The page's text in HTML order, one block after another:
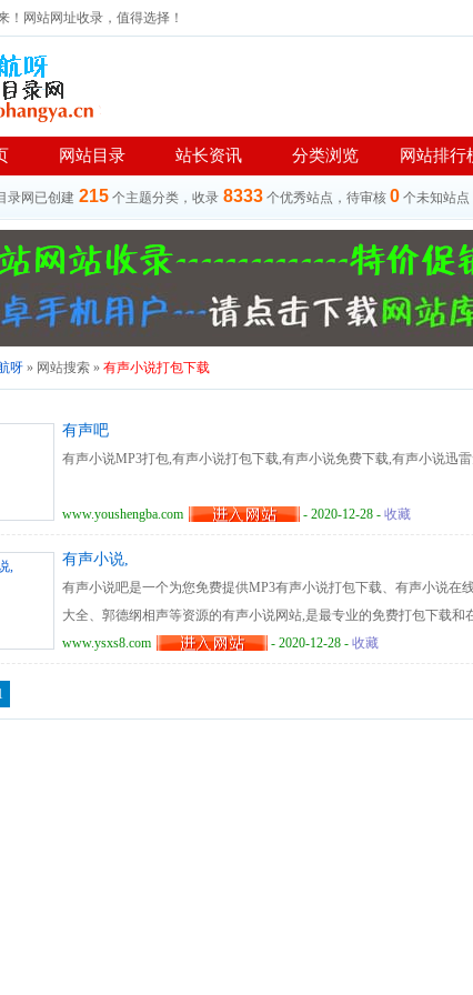
！网站网址收录，值得选择！
网站目录 站长资讯 分类浏览 网站排行
录网已创建 215 个主题分类，收录 8333 个优秀站点，待审核 0 个未知站点
呀 » 网站搜索 » 有声小说打包下载
有声吧
有声小说MP3打包,有声小说打包下载,有声小说免费下载,有声小说迅
www.youshengba.com - 2020-12-28 - 收藏
有声小说,
有声小说吧是一个为您免费提供MP3有声小说打包下载、有声小说在
大全、郭德纲相声等资源的有声小说网站,是最专业的免费打包下载和
www.ysxs8.com
- 2020-12-28 - 收藏